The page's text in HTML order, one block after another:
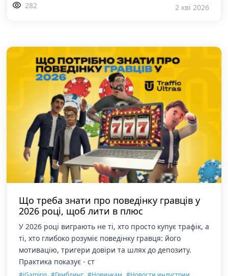
282 2 кві 2026
Що треба знати про поведінку гравців у
2026 році, щоб лити в плюс
У 2026 році виграють не ті, хто просто купує трафік, а
ті, хто глибоко розуміє поведінку гравця: його
мотивацію, тригери довіри та шлях до депозиту.
Практика показує - ст